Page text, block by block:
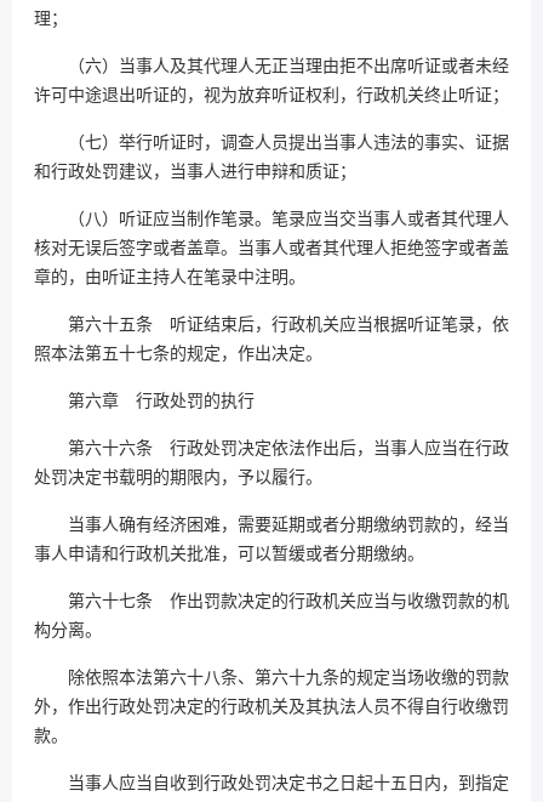
理；
（六）当事人及其代理人无正当理由拒不出席听证或者未经
许可中途退出听证的，视为放弃听证权利，行政机关终止听证；
（七）举行听证时，调查人员提出当事人违法的事实、证据
和行政处罚建议，当事人进行申辩和质证；
（八）听证应当制作笔录。笔录应当交当事人或者其代理人
核对无误后签字或者盖章。当事人或者其代理人拒绝签字或者盖
章的，由听证主持人在笔录中注明。
第六十五条 听证结束后，行政机关应当根据听证笔录，依
照本法第五十七条的规定，作出决定。
第六章 行政处罚的执行
第六十六条 行政处罚决定依法作出后，当事人应当在行政
处罚决定书载明的期限内，予以履行。
当事人确有经济困难，需要延期或者分期缴纳罚款的，经当
事人申请和行政机关批准，可以暂缓或者分期缴纳。
第六十七条 作出罚款决定的行政机关应当与收缴罚款的机
构分离。
除依照本法第六十八条、第六十九条的规定当场收缴的罚款
外，作出行政处罚决定的行政机关及其执法人员不得自行收缴罚
款。
当事人应当自收到行政处罚决定书之日起十五日内，到指定